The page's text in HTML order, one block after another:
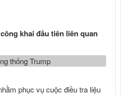
khai đầu tiên liên quan
phục vụ cuộc điều tra liệu